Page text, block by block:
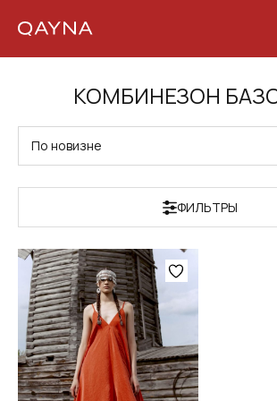
content
КОМБИНЕЗОН
По новизне
ФИЛЬТРЫ